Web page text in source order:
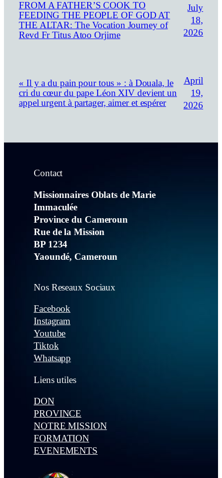
FROM A FATHER’S COOK TO
FEEDING THE PEOPLE OF GOD AT
THE ALTAR: The Vocation Journey of
Revd Fr Titus Atoo Orjime
July
18,
2026
« Il y a du pain pour tous » : à Douala, le
cri du cœur du pape Léon XIV devient un
appel urgent à partager, aimer et espérer
April
19,
2026
Contact
Missionnaires Oblats de Marie
Immaculée
Province du Cameroun
Rue de la Mission
BP 1234
Yaoundé, Cameroun
Nos Reseaux Sociaux
Facebook
Instagram
Youtube
Tiktok
Whatsapp
Liens utiles
DON
PROVINCE
NOTRE MISSION
FORMATION
EVENEMENTS